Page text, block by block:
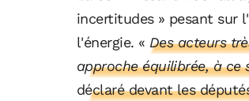
incertitudes » pesant sur
l'énergie. « Des acteurs
approche équilibrée, à ce
déclaré devant les